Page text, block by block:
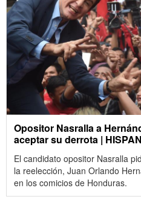
Opositor Nasralla a
aceptar su derrota |
El candidato opositor Nasralla
la reelección, Juan Orlando
en los comicios de Honduras.